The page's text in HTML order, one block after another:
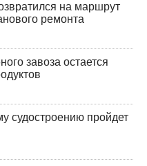
на маршрут
ремонта
завоза остается
судостроению пройдет